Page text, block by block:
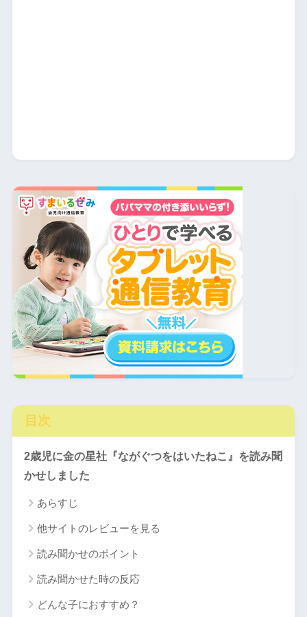
目次
2歳児に金の星社『ながぐつをはいたねこ』を読み聞
かせしました
あらすじ
他サイトのレビューを見る
読み聞かせのポイント
読み聞かせた時の反応
どんな子におすすめ？